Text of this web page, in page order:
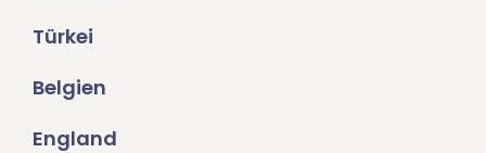
Türkei
Belgien
England